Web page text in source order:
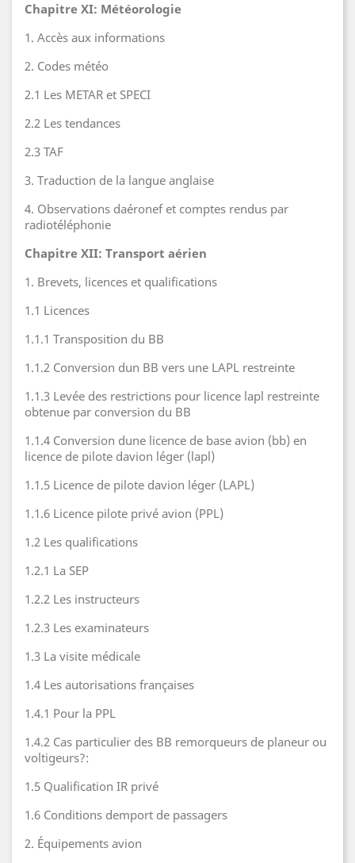
Chapitre XI: Météorologie
1. Accès aux informations
2. Codes météo
2.1 Les METAR et SPECI
2.2 Les tendances
2.3 TAF
3. Traduction de la langue anglaise
4. Observations daéronef et comptes rendus par
radiotéléphonie
Chapitre XII: Transport aérien
1. Brevets, licences et qualifications
1.1 Licences
1.1.1 Transposition du BB
1.1.2 Conversion dun BB vers une LAPL restreinte
1.1.3 Levée des restrictions pour licence lapl restreinte
obtenue par conversion du BB
1.1.4 Conversion dune licence de base avion (bb) en
licence de pilote davion léger (lapl)
1.1.5 Licence de pilote davion léger (LAPL)
1.1.6 Licence pilote privé avion (PPL)
1.2 Les qualifications
1.2.1 La SEP
1.2.2 Les instructeurs
1.2.3 Les examinateurs
1.3 La visite médicale
1.4 Les autorisations françaises
1.4.1 Pour la PPL
1.4.2 Cas particulier des BB remorqueurs de planeur ou
voltigeurs?:
1.5 Qualification IR privé
1.6 Conditions demport de passagers
2. Équipements avion